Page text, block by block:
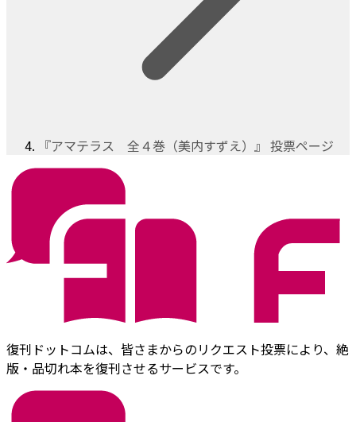
『アマテラス 全４巻（美内すずえ）』 投票ページ
復刊ドットコムは、皆さまからのリクエスト投票により、絶
版・品切れ本を復刊させるサービスです。